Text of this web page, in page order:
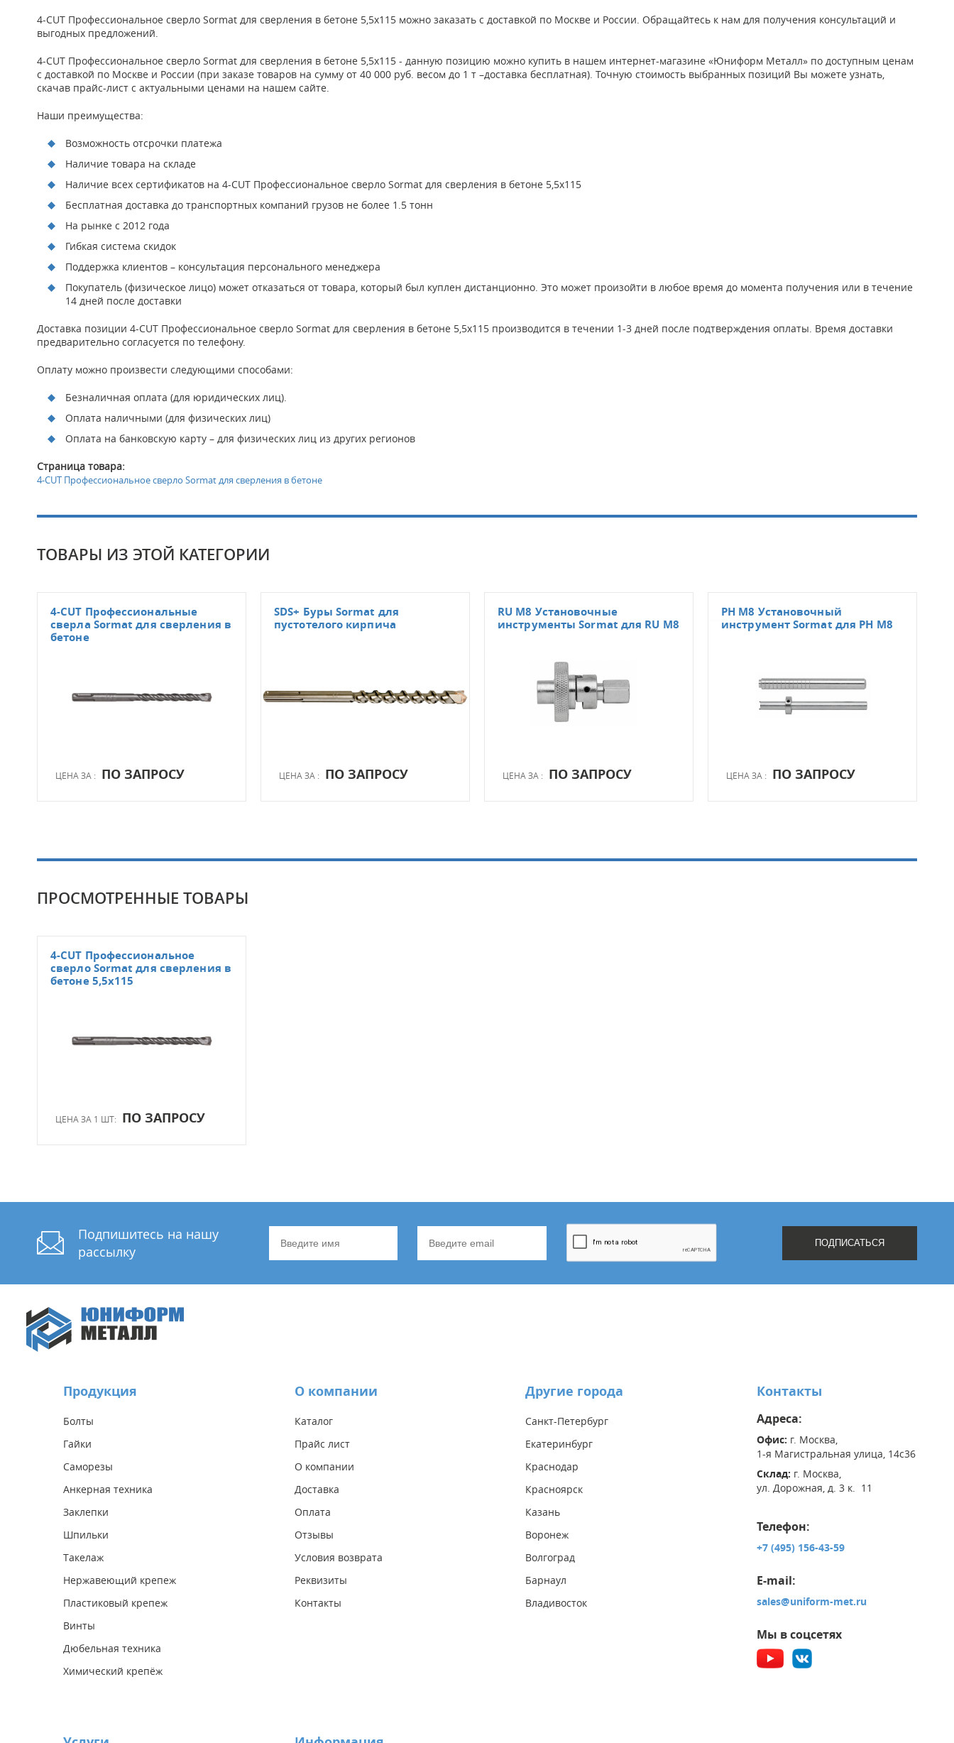
4-CUT Профессиональное сверло Sormat для сверления в бетоне 5,5x115 можно заказать с доставкой по Москве и России. Обращайтесь к нам для получения консультаций и
выгодных предложений.
4-CUT Профессиональное сверло Sormat для сверления в бетоне 5,5x115 - данную позицию можно купить в нашем интернет-магазине «Юниформ Металл» по доступным ценам
с доставкой по Москве и России (при заказе товаров на сумму от 40 000 руб. весом до 1 т –доставка бесплатная). Точную стоимость выбранных позиций Вы можете узнать,
скачав прайс-лист с актуальными ценами на нашем сайте.
Наши преимущества:
Возможность отсрочки платежа
Наличие товара на складе
Наличие всех сертификатов на 4-CUT Профессиональное сверло Sormat для сверления в бетоне 5,5x115
Бесплатная доставка до транспортных компаний грузов не более 1.5 тонн
На рынке с 2012 года
Гибкая система скидок
Поддержка клиентов – консультация персонального менеджера
Покупатель (физическое лицо) может отказаться от товара, который был куплен дистанционно. Это может произойти в любое время до момента получения или в течение
14 дней после доставки
Доставка позиции 4-CUT Профессиональное сверло Sormat для сверления в бетоне 5,5x115 производится в течении 1-3 дней после подтверждения оплаты. Время доставки
предварительно согласуется по телефону.
Оплату можно произвести следующими способами:
Безналичная оплата (для юридических лиц).
Оплата наличными (для физических лиц)
Оплата на банковскую карту – для физических лиц из других регионов
Страница товара:
4-CUT Профессиональное сверло Sormat для сверления в бетоне
ТОВАРЫ ИЗ ЭТОЙ КАТЕГОРИИ
ЦЕНА ЗА : ПО ЗАПРОСУ
4-CUT Профессиональные
сверла Sormat для сверления в
бетоне
ЦЕНА ЗА : ПО ЗАПРОСУ
SDS+ Буры Sormat для
пустотелого кирпича
ЦЕНА ЗА : ПО ЗАПРОСУ
RU M8 Установочные
инструменты Sormat для RU M8
ЦЕНА ЗА : ПО ЗАПРОСУ
PH M8 Установочный
инструмент Sormat для PH M8
ПРОСМОТРЕННЫЕ ТОВАРЫ
ЦЕНА ЗА 1 ШТ: ПО ЗАПРОСУ
4-CUT Профессиональное
сверло Sormat для сверления в
бетоне 5,5x115
Подпишитесь на нашу
рассылку
Продукция
Болты
Гайки
Саморезы
Анкерная техника
Заклепки
Шпильки
Такелаж
Нержавеющий крепеж
Пластиковый крепеж
Винты
Дюбельная техника
Химический крепёж
О компании
Каталог
Прайс лист
О компании
Доставка
Оплата
Отзывы
Условия возврата
Реквизиты
Контакты
Другие города
Санкт-Петербург
Екатеринбург
Краснодар
Красноярск
Казань
Воронеж
Волгоград
Барнаул
Владивосток
Контакты
Адреса:
Офис: г. Москва,
1-я Магистральная улица, 14с36
Склад: г. Москва,
ул. Дорожная, д. 3 к. 11
Телефон:
+7 (495) 156-43-59
E-mail:
sales@uniform-met.ru
Мы в соцсетях